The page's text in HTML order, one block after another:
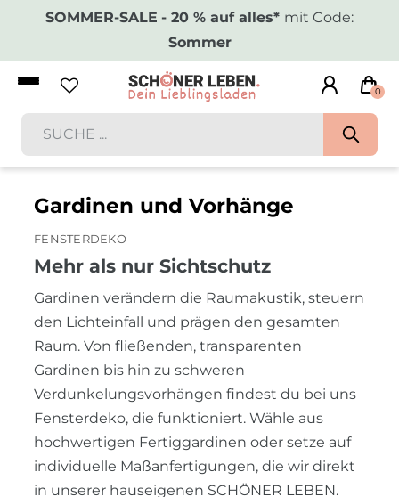
SOMMER-SALE - 20 % auf alles* mit Code:
Sommer
0
Gardinen und Vorhänge
FENSTERDEKO
Mehr als nur Sichtschutz
Gardinen verändern die Raumakustik, steuern
den Lichteinfall und prägen den gesamten
Raum. Von fließenden, transparenten
Gardinen bis hin zu schweren
Verdunkelungsvorhängen findest du bei uns
Fensterdeko, die funktioniert. Wähle aus
hochwertigen Fertiggardinen oder setze auf
individuelle Maßanfertigungen, die wir direkt
in unserer hauseigenen SCHÖNER LEBEN.